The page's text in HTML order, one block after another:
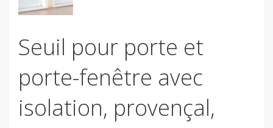
Seuil pour porte et
porte-fenêtre avec
isolation, provençal,